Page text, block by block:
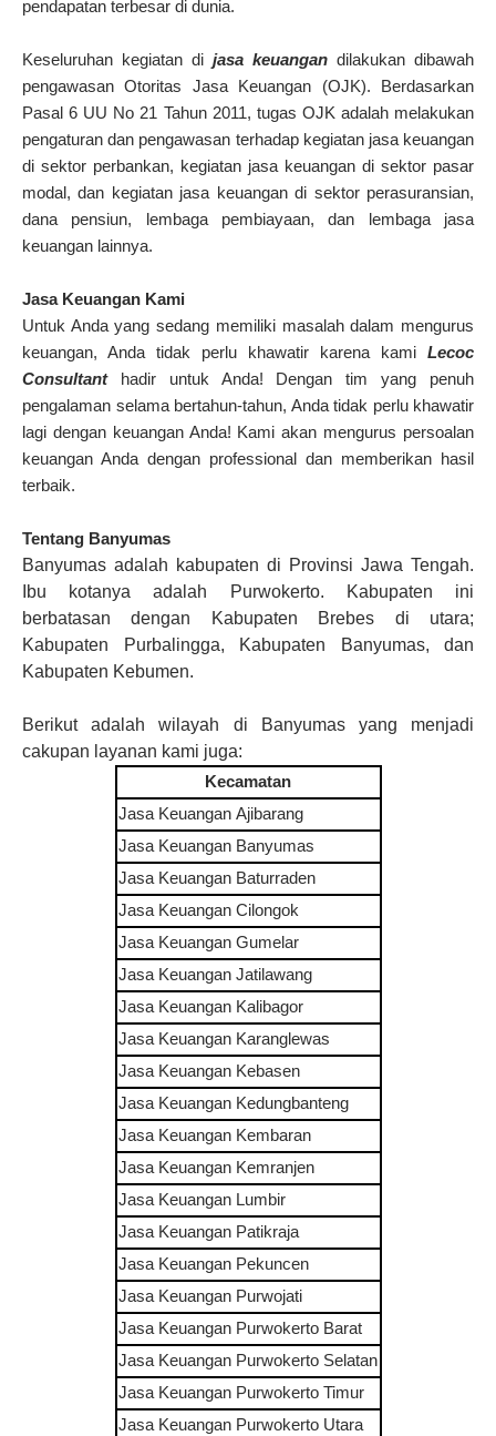
pendapatan terbesar di dunia.
Keseluruhan kegiatan di jasa keuangan dilakukan dibawah
pengawasan Otoritas Jasa Keuangan (OJK). Berdasarkan
Pasal 6 UU No 21 Tahun 2011, tugas OJK adalah melakukan
pengaturan dan pengawasan terhadap kegiatan jasa keuangan
di sektor perbankan, kegiatan jasa keuangan di sektor pasar
modal, dan kegiatan jasa keuangan di sektor perasuransian,
dana pensiun, lembaga pembiayaan, dan lembaga jasa
keuangan lainnya.
Jasa Keuangan Kami
Untuk Anda yang sedang memiliki masalah dalam mengurus
keuangan, Anda tidak perlu khawatir karena kami Lecoc
Consultant
hadir untuk Anda! Dengan tim yang penuh
pengalaman selama bertahun-tahun, Anda tidak perlu khawatir
lagi dengan keuangan Anda! Kami akan mengurus persoalan
keuangan Anda dengan professional dan memberikan hasil
terbaik.
Tentang Banyumas
Banyumas adalah kabupaten di Provinsi Jawa Tengah.
Ibu kotanya adalah Purwokerto. Kabupaten ini
berbatasan dengan Kabupaten Brebes di utara;
Kabupaten Purbalingga, Kabupaten Banyumas, dan
Kabupaten Kebumen.
Berikut adalah wilayah di Banyumas yang menjadi
cakupan layanan kami juga:
Kecamatan
Jasa Keuangan Ajibarang
Jasa Keuangan Banyumas
Jasa Keuangan Baturraden
Jasa Keuangan Cilongok
Jasa Keuangan Gumelar
Jasa Keuangan Jatilawang
Jasa Keuangan Kalibagor
Jasa Keuangan Karanglewas
Jasa Keuangan Kebasen
Jasa Keuangan Kedungbanteng
Jasa Keuangan Kembaran
Jasa Keuangan Kemranjen
Jasa Keuangan Lumbir
Jasa Keuangan Patikraja
Jasa Keuangan Pekuncen
Jasa Keuangan Purwojati
Jasa Keuangan Purwokerto Barat
Jasa Keuangan Purwokerto Selatan
Jasa Keuangan Purwokerto Timur
Jasa Keuangan Purwokerto Utara